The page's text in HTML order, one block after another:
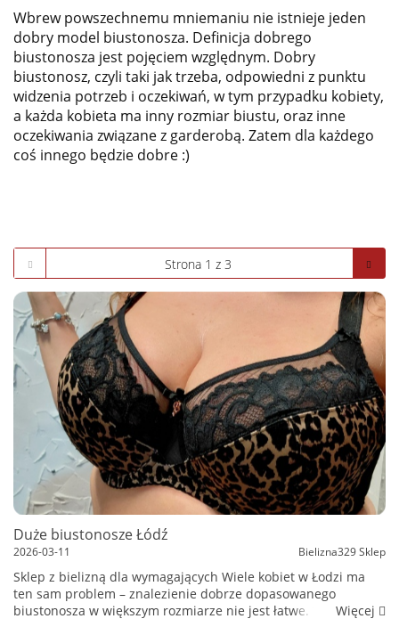
Wbrew powszechnemu mniemaniu nie istnieje jeden
dobry model biustonosza. Definicja dobrego
biustonosza jest pojęciem względnym. Dobry
biustonosz, czyli taki jak trzeba, odpowiedni z punktu
widzenia potrzeb i oczekiwań, w tym przypadku kobiety,
a każda kobieta ma inny rozmiar biustu, oraz inne
oczekiwania związane z garderobą. Zatem dla każdego
coś innego będzie dobre :)
Duże biustonosze Łódź
2026-03-11 Bielizna329 Sklep
Sklep z bielizną dla wymagających Wiele kobiet w Łodzi ma
ten sam problem – znalezienie dobrze dopasowanego
biustonosza w większym rozmiarze nie jest łatwe. W
Więcej